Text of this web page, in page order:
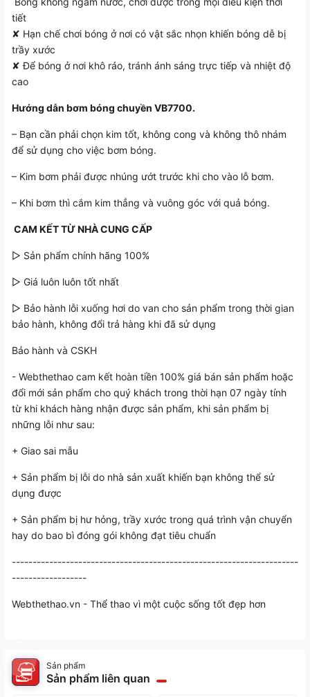
tiết
✘ Hạn chế chơi bóng ở nơi có vật sắc nhọn khiến bóng dễ bị
trầy xước
✘ Để bóng ở nơi khô ráo, tránh ánh sáng trực tiếp và nhiệt độ
cao
Hướng dẫn bơm bóng chuyền VB7700.
– Bạn cần phải chọn kim tốt, không cong và không thô nhám
để sử dụng cho việc bơm bóng.
– Kim bơm phải được nhúng ướt trước khi cho vào lỗ bơm.
– Khi bơm thì cắm kim thẳng và vuông góc với quả bóng.️
️️ CAM KẾT TỪ NHÀ CUNG CẤP
▷ Sản phẩm chính hãng 100%
▷ Giá luôn luôn tốt nhất
▷ Bảo hành lỗi xuống hơi do van cho sản phẩm trong thời gian
bảo hành, không đổi trả hàng khi đã sử dụng
Bảo hành và CSKH
- Webthethao cam kết hoàn tiền 100% giá bán sản phẩm hoặc
đổi mới sản phẩm cho quý khách trong thời hạn 07 ngày tính
từ khi khách hàng nhận được sản phẩm, khi sản phẩm bị
những lỗi như sau:
+ Giao sai mẫu
+ Sản phẩm bị lỗi do nhà sản xuất khiến bạn không thể sử
dụng được
+ Sản phẩm bị hư hỏng, trầy xước trong quá trình vận chuyển
hay do bao bì đóng gói không đạt tiêu chuẩn
---------------------------------------------------------------------
------------------
Webthethao.vn - Thể thao vì một cuộc sống tốt đẹp hơn
Sản phẩm
Sản phẩm liên quan